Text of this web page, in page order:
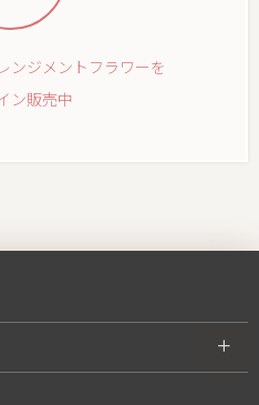
ンジメントフラワーを
ン販売中